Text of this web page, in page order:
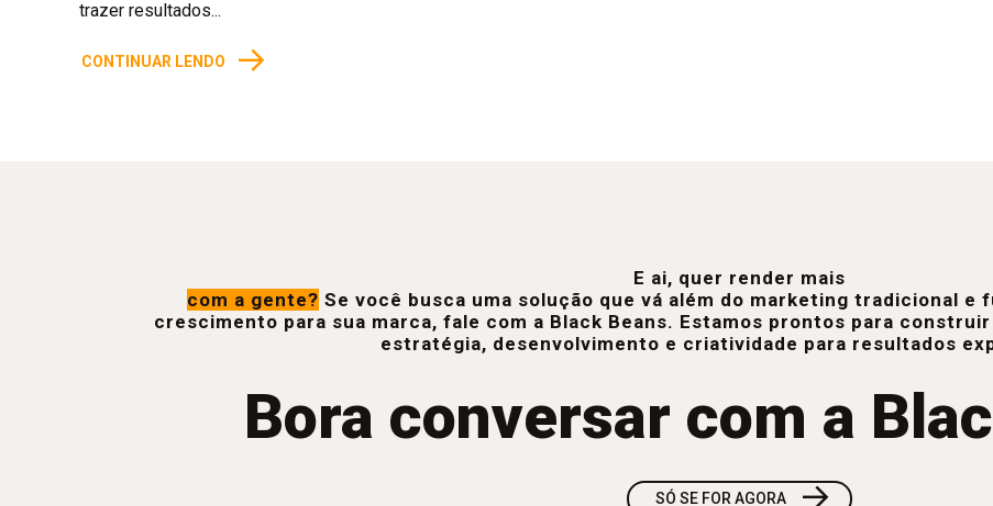
trazer resultados...
CONTINUAR LENDO →
E ai, quer render mais
com a gente? Se você busca uma solução que vá além do marketing tradicional e
crescimento para sua marca, fale com a Black Beans. Estamos prontos para
estratégia, desenvolvimento e criatividade para resultados
Bora conversar com a
SÓ SE FOR AGORA →